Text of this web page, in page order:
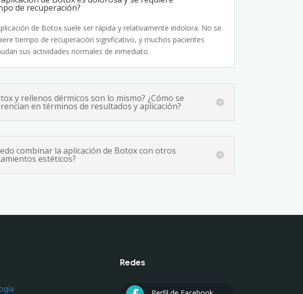
de recuperación?
de Botox suele ser rápida y relativamente indolora. No se
tiempo de recuperación significativo, y muchos pacientes
sus actividades normales de inmediato.
y rellenos dérmicos son lo mismo? ¿Cómo se
en términos de resultados y aplicación?
combinar la aplicación de Botox con otros
estéticos?
Redes